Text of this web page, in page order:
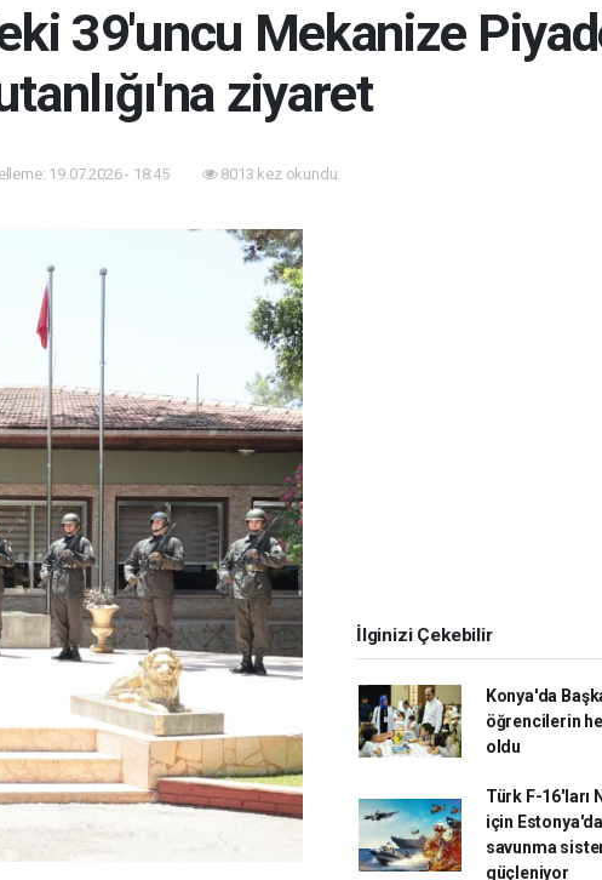
39'uncu Mekanize
ziyaret
19.07.2026 - 18:45 8013 kez okundu.
İlginizi Çekebilir
Konya'da
öğrencilerin
oldu
Türk F-16'ları
için
savunma
güçleniyor